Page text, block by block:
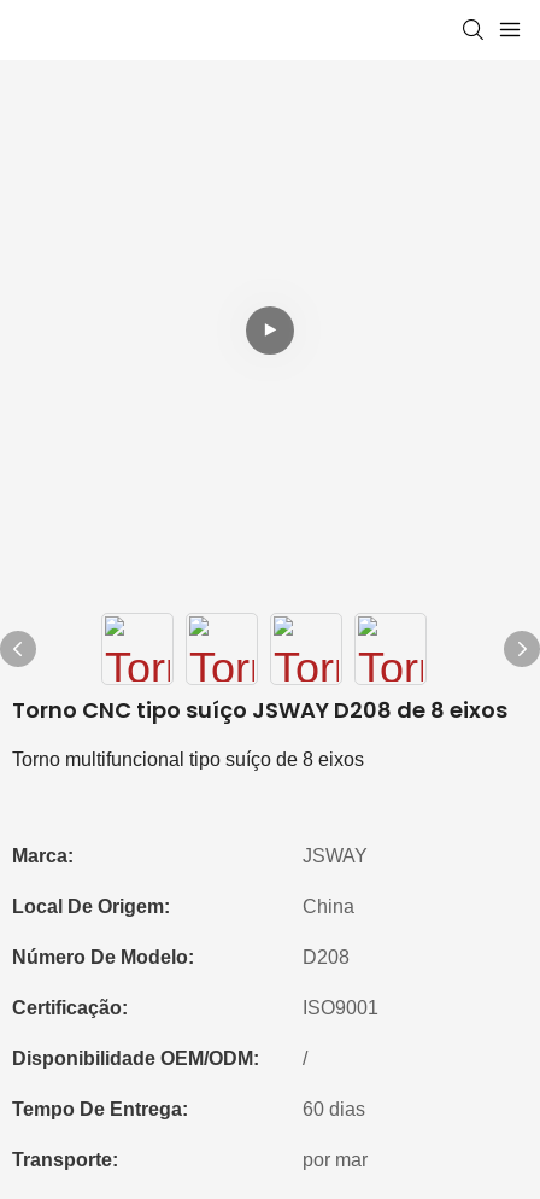
Torno CNC tipo suíço JSWAY D208 de 8 eixos
Torno multifuncional tipo suíço de 8 eixos
Marca: JSWAY
Local De Origem: China
Número De Modelo: D208
Certificação: ISO9001
Disponibilidade OEM/ODM: /
Tempo De Entrega: 60 dias
Transporte: por mar